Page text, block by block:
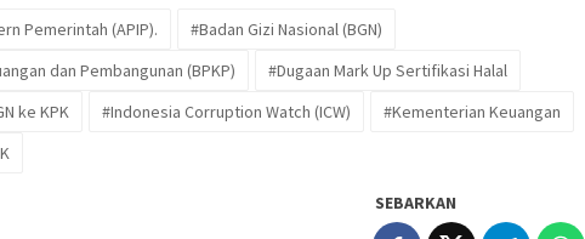
Pemerintah (APIP).
#Badan Gizi Nasional (BGN)
dan Pembangunan (BPKP)
#Dugaan Mark Up Sertifikasi Halal
ke KPK
#Indonesia Corruption Watch (ICW)
#Kementerian Keuangan
SEBARKAN